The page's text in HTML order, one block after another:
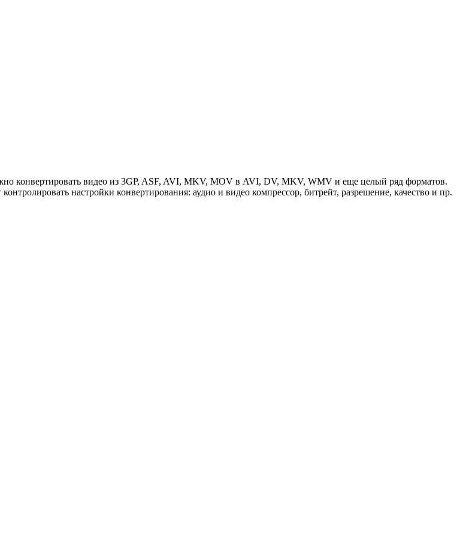
конвертировать видео из 3GP, ASF, AVI, MKV, MOV в AVI, DV, MKV, WMV и еще целый ряд форматов.
настройки конвертирования: аудио и видео компрессор, битрейт, разрешение, качество и пр.